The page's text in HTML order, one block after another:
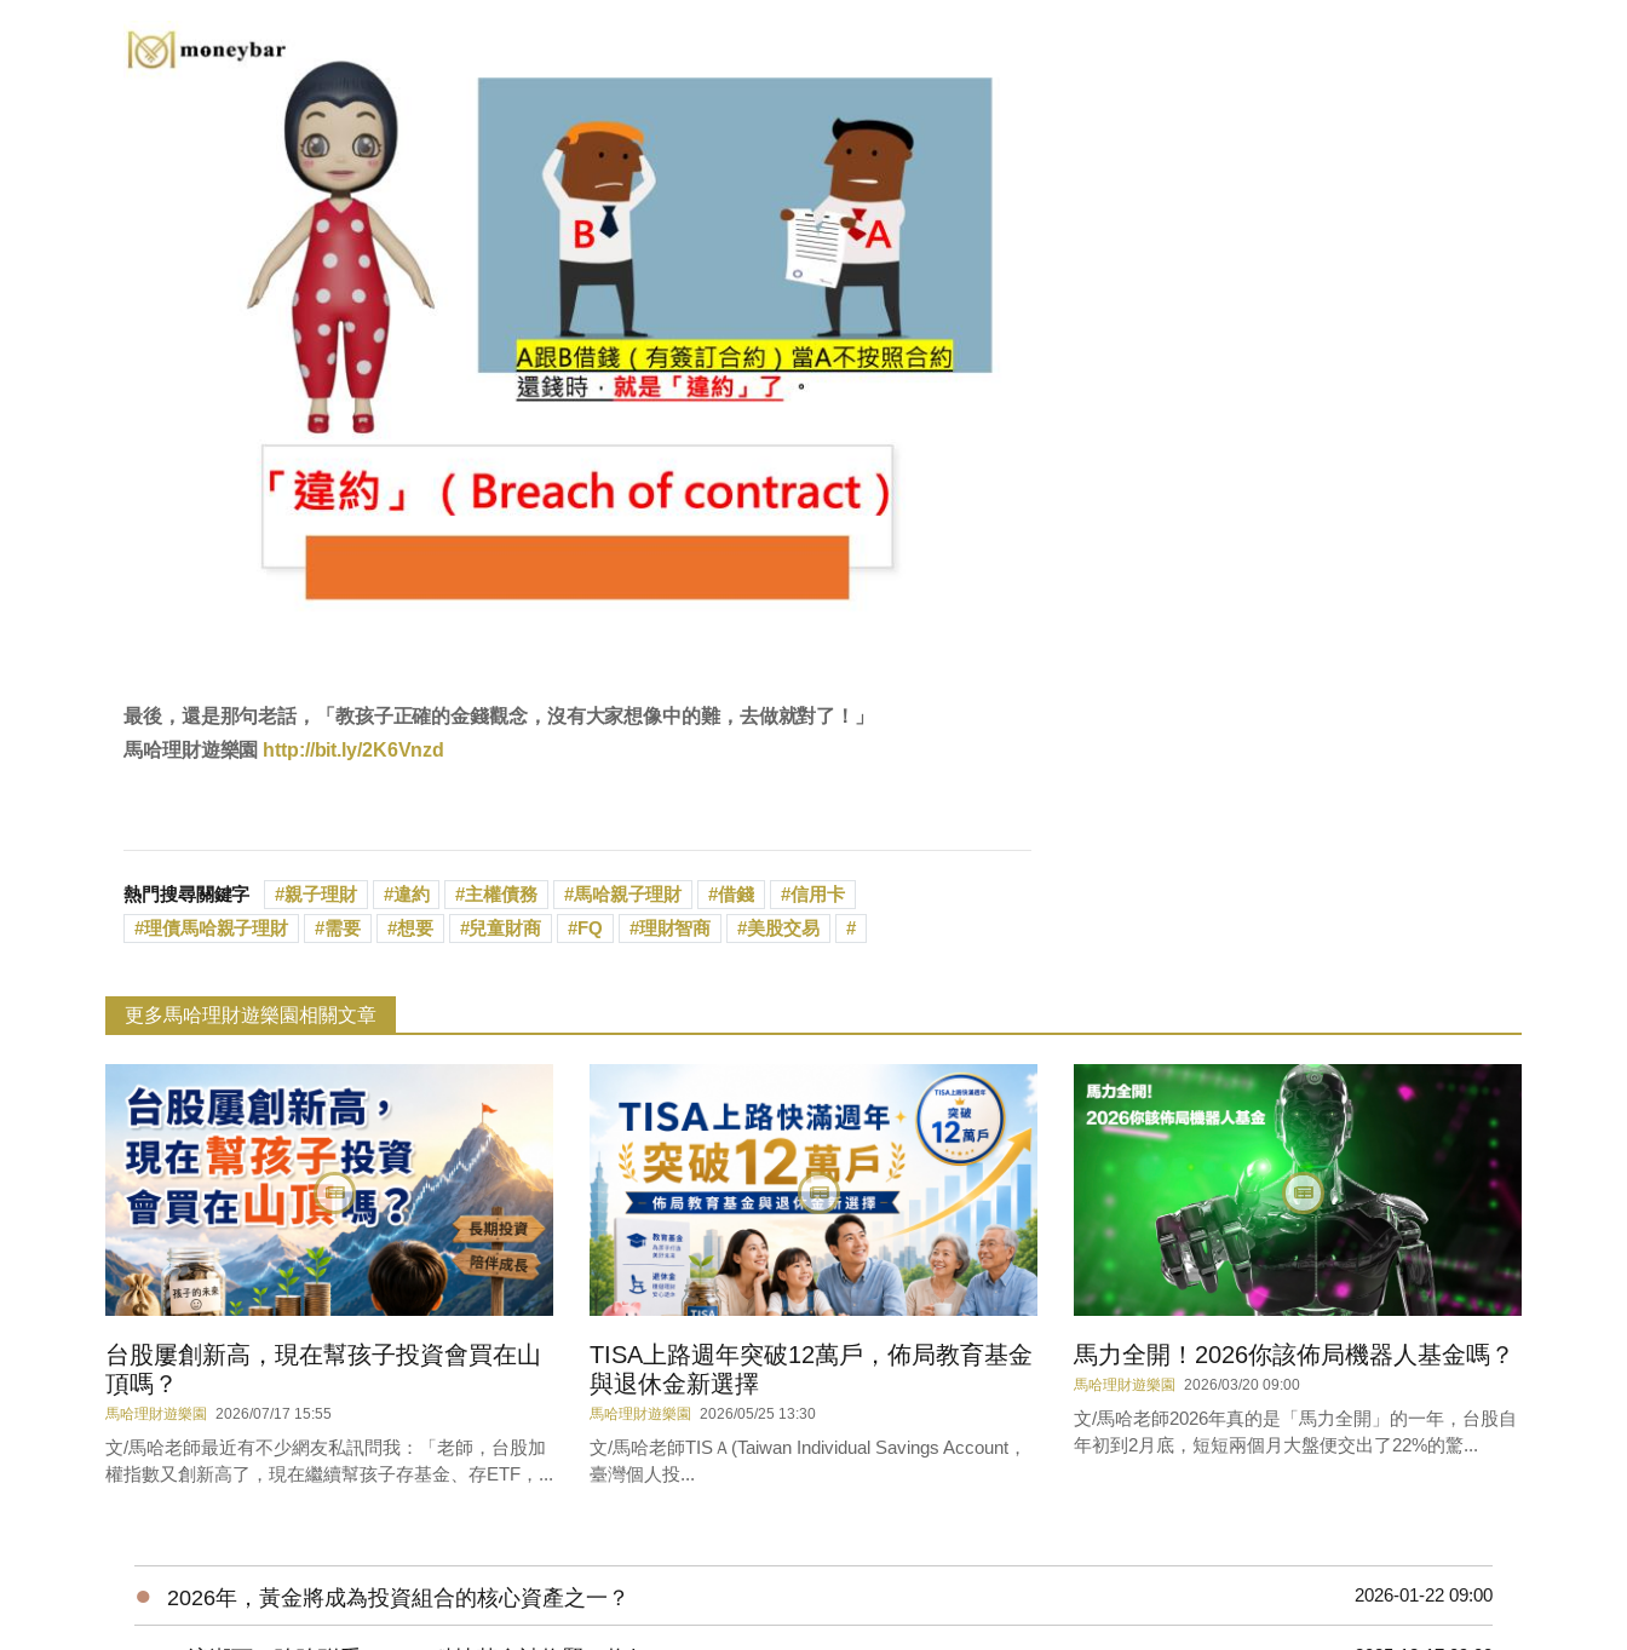
最後，還是那句老話，「教孩子正確的金錢觀念，沒有大家想像中的難，去做就對了！」
馬哈理財遊樂園 http://bit.ly/2K6Vnzd
熱門搜尋關鍵字 親子理財 違約 主權債務 馬哈親子理財 借錢
信用卡
理債馬哈親子理財
需要 想要 兒童財商 FQ 理財智商 美股交易
更多馬哈理財遊樂園相關文章
台股屢創新高，現在幫孩子投資會買在山
頂嗎？
馬哈理財遊樂園 2026/07/17 15:55
文/馬哈老師最近有不少網友私訊問我：「老師，台股加
權指數又創新高了，現在繼續幫孩子存基金、存ETF，...
TISA上路週年突破12萬戶，佈局教育基金
與退休金新選擇
馬哈理財遊樂園 2026/05/25 13:30
文/馬哈老師TISＡ(Taiwan Individual Savings Account，
臺灣個人投...
馬力全開！2026你該佈局機器人基金嗎？
馬哈理財遊樂園 2026/03/20 09:00
文/馬哈老師2026年真的是「馬力全開」的一年，台股自
年初到2月底，短短兩個月大盤便交出了22%的驚...
● 2026年，黃金將成為投資組合的核心資產之一？ 2026-01-22 09:00